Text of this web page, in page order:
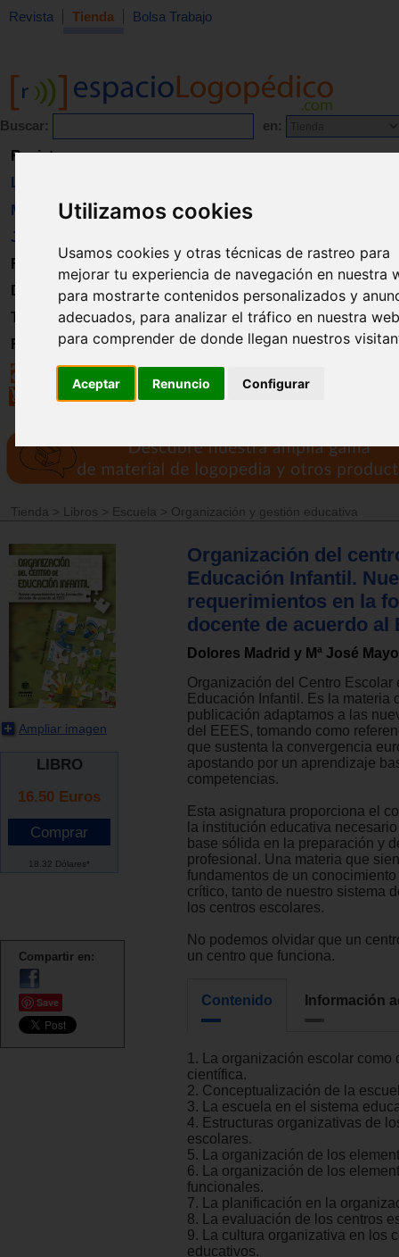
Utilizamos cookies
Usamos cookies y otras técnicas de rastreo para
mejorar tu experiencia de navegación en nuestra
para mostrarte contenidos personalizados y
adecuados, para analizar el tráfico en nuestra
para comprender de donde llegan nuestros
Aceptar Renuncio Configurar
Revista Tienda Bolsa Trabajo
Buscar: en:
Revista
Libros
Material
Juguetes
Formación
Directorio
Trabajo
Registro
Tienda > Libros > Escuela > Organización y gestión educativa
Ampliar imagen
LIBRO
16.50 Euros
18.32 Dólares*
Compartir en:
Save
Organización del
Educación Infantil.
requerimientos en la
docente de acuerdo al
Dolores Madrid y Mª José
Organización del Centro Escolar
Educación Infantil. Es la materia
publicación adaptamos a las
del EEES, tomando como
que sustenta la convergencia
apostando por un aprendizaje
competencias.
Esta asignatura proporciona el
la institución educativa
base sólida en la preparación y
profesional. Una materia que
fundamentos de un
crítico, tanto de nuestro sistema
los centros escolares.
No podemos olvidar que un
un centro que funciona.
Contenido Información
1. La organización escolar como
científica.
2. Conceptualización de la
3. La escuela en el sistema
4. Estructuras organizativas de
escolares.
5. La organización de los
6. La organización de los
funcionales.
7. La planificación en la
8. La evaluación de los centros
9. La cultura organizativa en los
educativos.